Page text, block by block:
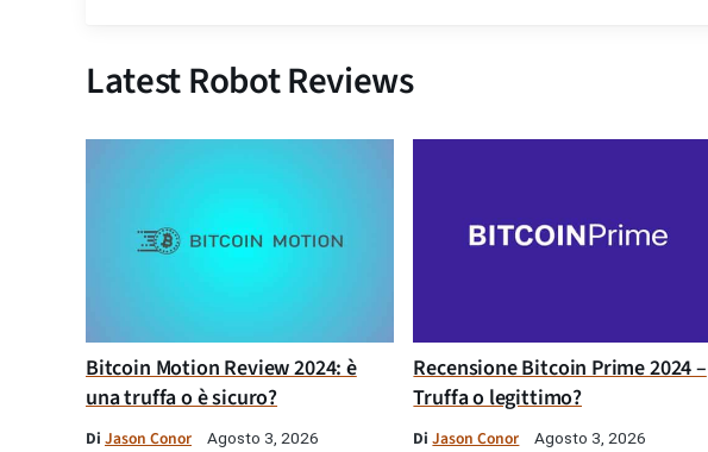
Latest Robot Reviews
Bitcoin Motion Review 2024: è
una truffa o è sicuro?
Di Jason Conor Agosto 3, 2026
Recensione Bitcoin Prime 2024 –
Truffa o legittimo?
DiJason Conor Agosto 3, 2026